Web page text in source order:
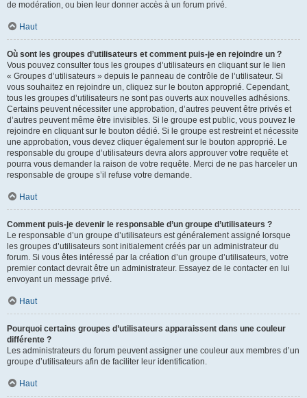
de modération, ou bien leur donner accès à un forum privé.
Haut
Où sont les groupes d’utilisateurs et comment puis-je en rejoindre un ?
Vous pouvez consulter tous les groupes d’utilisateurs en cliquant sur le lien
« Groupes d’utilisateurs » depuis le panneau de contrôle de l’utilisateur. Si
vous souhaitez en rejoindre un, cliquez sur le bouton approprié. Cependant,
tous les groupes d’utilisateurs ne sont pas ouverts aux nouvelles adhésions.
Certains peuvent nécessiter une approbation, d’autres peuvent être privés et
d’autres peuvent même être invisibles. Si le groupe est public, vous pouvez le
rejoindre en cliquant sur le bouton dédié. Si le groupe est restreint et nécessite
une approbation, vous devez cliquer également sur le bouton approprié. Le
responsable du groupe d’utilisateurs devra alors approuver votre requête et
pourra vous demander la raison de votre requête. Merci de ne pas harceler un
responsable de groupe s’il refuse votre demande.
Haut
Comment puis-je devenir le responsable d’un groupe d’utilisateurs ?
Le responsable d’un groupe d’utilisateurs est généralement assigné lorsque
les groupes d’utilisateurs sont initialement créés par un administrateur du
forum. Si vous êtes intéressé par la création d’un groupe d’utilisateurs, votre
premier contact devrait être un administrateur. Essayez de le contacter en lui
envoyant un message privé.
Haut
Pourquoi certains groupes d’utilisateurs apparaissent dans une couleur
différente ?
Les administrateurs du forum peuvent assigner une couleur aux membres d’un
groupe d’utilisateurs afin de faciliter leur identification.
Haut